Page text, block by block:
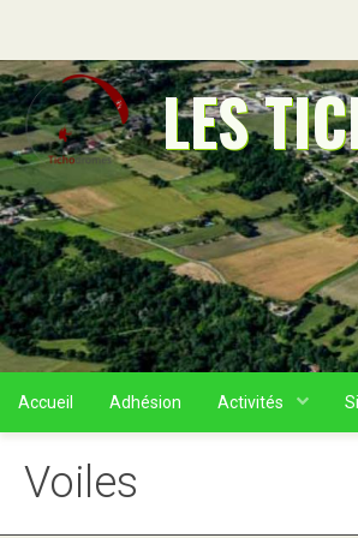
LES
Accueil Adhésion Activités
Voiles